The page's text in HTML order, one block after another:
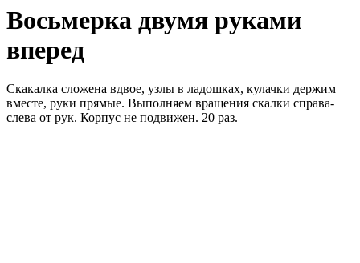
Восьмерка двумя руками
вперед
Скакалка сложена вдвое, узлы в ладошках, кулачки держим
вместе, руки прямые. Выполняем вращения скалки справа-
слева от рук. Корпус не подвижен. 20 раз.